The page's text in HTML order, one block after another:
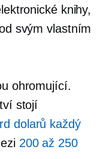
knihy,
svým vlastním
ohromující.
stojí
dolarů každý
200 až 250